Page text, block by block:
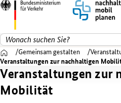
Suchen nach
Zur Startseite
Gemeinsam gestalten
Veranstaltungen zur nachhaltigen
Veranstaltungen zur
Mobilität